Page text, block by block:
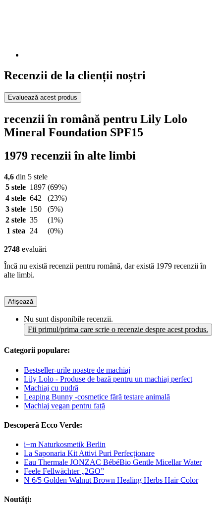
Recenzii de la clienții noștri
Evaluează acest produs
recenzii în română pentru Lily Lolo
Mineral Foundation SPF15
1979 recenzii în alte limbi
4,6 din 5 stele
5 stele 1897 (69%)
4 stele 642
(23%)
3 stele 150
(5%)
2 stele 35
(1%)
1 stea
24 (0%)
2748 evaluări
Încă nu există recenzii pentru română, dar există 1979 recenzii în
alte limbi.
Afișează
Nu sunt disponibile recenzii.
Fii primul/prima care scrie o recenzie despre acest produs.
Categorii populare:
Bestseller-urile noastre de machiaj
Lily Lolo - Produse de bază pentru un machiaj perfect
Machiaj cu pudră
Leaping Bunny -cosmetice fără testare animală
Machiaj vegan pentru față
Descoperă Ecco Verde:
i+m Naturkosmetik Berlin
La Saponaria Kit Attivi Puri Perfecționare
Eau Thermale JONZAC BébéBio Gentle Micellar Water
Feele Fellwächter „2GO”
N 6/5 Golden Walnut Brown Healing Herbs Hair Color
Noutăți: